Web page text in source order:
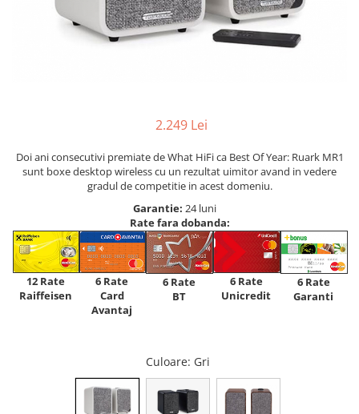
2.249 Lei
Doi ani consecutivi premiate de What HiFi ca Best Of Year: Ruark MR1
sunt boxe desktop wireless cu un rezultat uimitor avand in vedere
gradul de competitie in acest domeniu.
Garantie: 24 luni
Rate fara dobanda:
12 Rate
Raiffeisen
6 Rate
Card
Avantaj
6 Rate
BT
6 Rate
Unicredit
6 Rate
Garanti
Culoare: Gri